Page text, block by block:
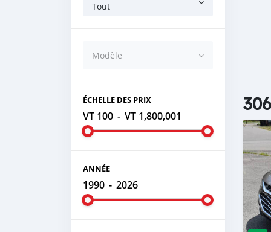
Tout
Modèle
ÉCHELLE DES PRIX
VT 100 - VT 1,800,001
ANNÉE
1990 - 2026